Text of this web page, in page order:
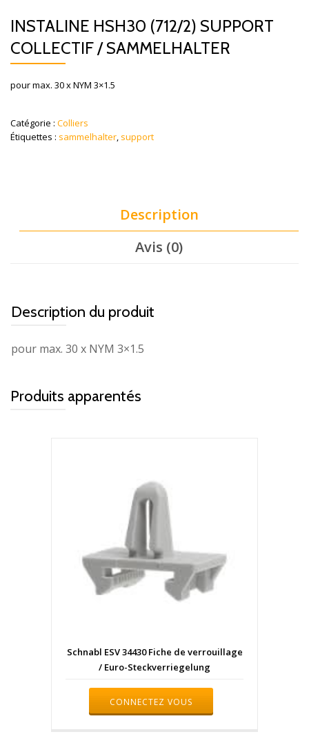
INSTALINE HSH30 (712/2) SUPPORT
COLLECTIF / SAMMELHALTER
pour max. 30 x NYM 3×1.5
Catégorie : Colliers
Étiquettes : sammelhalter, support
Description
Avis (0)
Description du produit
pour max. 30 x NYM 3×1.5
Produits apparentés
Schnabl ESV 34430 Fiche de verrouillage
/ Euro-Steckverriegelung
CONNECTEZ VOUS